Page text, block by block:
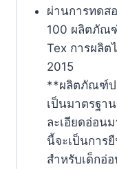
ผ่านการทดส
100 ผลิตภัณ
Tex การผลิต
2015
**ผลิตภัณฑ์ป
เป็นมาตรฐา
ละเอียดอ่อน
นี้จะเป็นการ
สำหรับเด็กอ่